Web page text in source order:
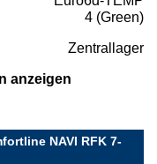
4 (Green)
Zentrallager
anzeigen
NAVI RFK 7-